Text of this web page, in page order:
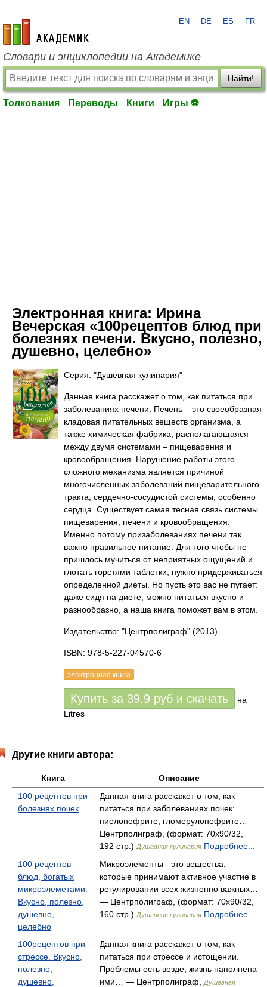
academic.ru
EN DE ES FR
Словари и энциклопедии на Академике
Найти!
Толкования Переводы Книги Игры ⚽
Электронная книга: Ирина
Вечерская «100рецептов блюд при
болезнях печени. Вкусно, полезно,
душевно, целебно»
Серия: "Душевная кулинария"
Данная книга расскажет о том, как питаться при
заболеваниях печени. Печень – это своеобразная
кладовая питательных веществ организма, а
также химическая фабрика, располагающаяся
между двумя системами – пищеварения и
кровообращения. Нарушение работы этого
сложного механизма является причиной
многочисленных заболеваний пищеварительного
тракта, сердечно-сосудистой системы, особенно
сердца. Существует самая тесная связь системы
пищеварения, печени и кровообращения.
Именно потому призаболеваниях печени так
важно правильное питание. Для того чтобы не
пришлось мучиться от неприятных ощущений и
глотать горстями таблетки, нужно придерживаться
определенной диеты. Но пусть это вас не пугает:
даже сидя на диете, можно питаться вкусно и
разнообразно, а наша книга поможет вам в этом.
Издательство: "Центрполиграф" (2013)
ISBN: 978-5-227-04570-6
электронная книга
Купить за 39.9 руб и скачать
на
Litres
Другие книги автора:
Книга
Описание
100 рецептов при
болезнях почек
Данная книга расскажет о том, как
питаться при заболеваниях почек:
пиелонефрите, гломерулонефрите… —
Центрполиграф, (формат: 70x90/32,
192 стр.) Душевная кулинария Подробнее...
100 рецептов
блюд, богатых
микроэлеметами.
Вкусно, полезно,
душевно,
целебно
Микроэлементы - это вещества,
которые принимают активное участие в
регулировании всех жизненно важных…
— Центрполиграф, (формат: 70x90/32,
160 стр.) Душевная кулинария Подробнее...
100рецептов при
стрессе. Вкусно,
полезно,
душевно,
Данная книга расскажет о том, как
питаться при стрессе и истощении.
Проблемы есть везде, жизнь наполнена
ими… — Центрполиграф,
Душевная